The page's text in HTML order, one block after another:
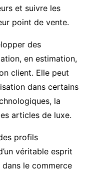
et suivre les
point de vente.
des
en estimation,
client. Elle peut
dans certains
la
articles de luxe.
profils
véritable esprit
dans le commerce